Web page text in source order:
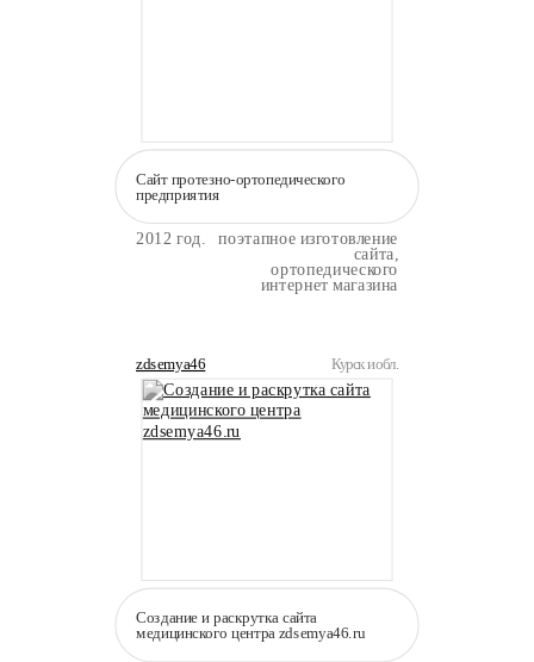
Сайт протезно-ортопедического
предприятия
2012 год.
поэтапное изготовление
сайта,
ортопедического
интернет магазина
zdsemya46 Курск и обл.
Создание и раскрутка сайта
медицинского центра zdsemya46.ru